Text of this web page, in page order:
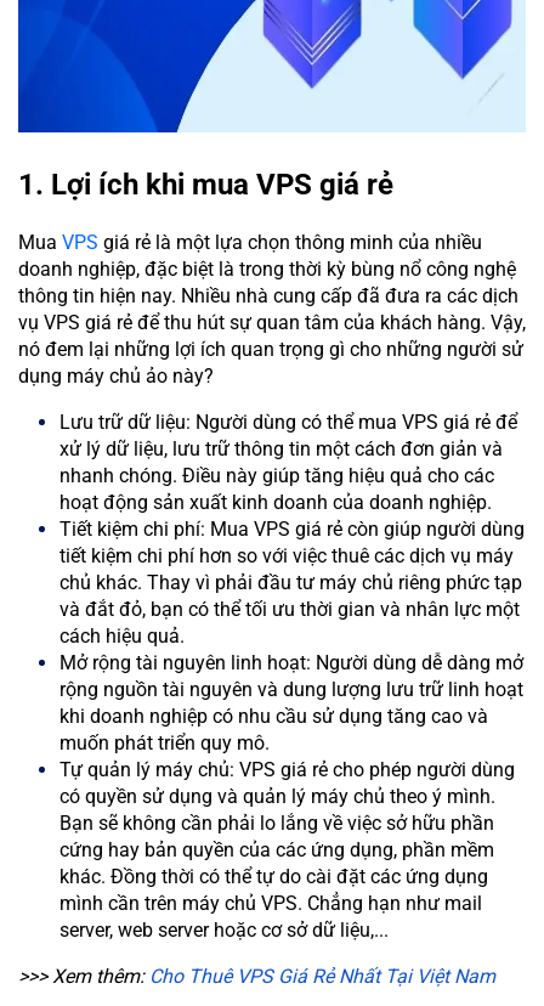
1. Lợi ích khi mua VPS giá rẻ
Mua VPS giá rẻ là một lựa chọn thông minh của nhiều
doanh nghiệp, đặc biệt là trong thời kỳ bùng nổ công nghệ
thông tin hiện nay. Nhiều nhà cung cấp đã đưa ra các dịch
vụ VPS giá rẻ để thu hút sự quan tâm của khách hàng. Vậy,
nó đem lại những lợi ích quan trọng gì cho những người sử
dụng máy chủ ảo này?
Lưu trữ dữ liệu: Người dùng có thể mua VPS giá rẻ để
xử lý dữ liệu, lưu trữ thông tin một cách đơn giản và
nhanh chóng. Điều này giúp tăng hiệu quả cho các
hoạt động sản xuất kinh doanh của doanh nghiệp.
Tiết kiệm chi phí: Mua VPS giá rẻ còn giúp người dùng
tiết kiệm chi phí hơn so với việc thuê các dịch vụ máy
chủ khác. Thay vì phải đầu tư máy chủ riêng phức tạp
và đắt đỏ, bạn có thể tối ưu thời gian và nhân lực một
cách hiệu quả.
Mở rộng tài nguyên linh hoạt: Người dùng dễ dàng mở
rộng nguồn tài nguyên và dung lượng lưu trữ linh hoạt
khi doanh nghiệp có nhu cầu sử dụng tăng cao và
muốn phát triển quy mô.
Tự quản lý máy chủ: VPS giá rẻ cho phép người dùng
có quyền sử dụng và quản lý máy chủ theo ý mình.
Bạn sẽ không cần phải lo lắng về việc sở hữu phần
cứng hay bản quyền của các ứng dụng, phần mềm
khác. Đồng thời có thể tự do cài đặt các ứng dụng
mình cần trên máy chủ VPS. Chẳng hạn như mail
server, web server hoặc cơ sở dữ liệu,...
>>> Xem thêm: Cho Thuê VPS Giá Rẻ Nhất Tại Việt Nam